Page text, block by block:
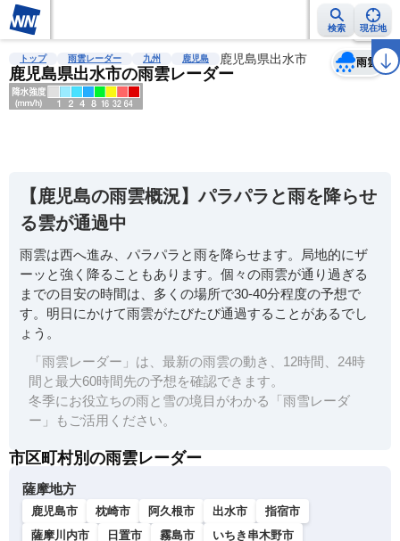
検索 現在地
雨雲レーダー 台風情報 地震情報 警報・注意報 2週間天気 ラ
トップ 雨雲レーダー 九州 鹿児島 鹿児島県出水市
鹿児島県出水市の雨雲レーダー
雨雲
天気 台風
【鹿児島の雨雲概況】パラパラと雨を降らせ
る雲が通過中
雨雲は西へ進み、パラパラと雨を降らせます。局地的にザ
ーッと強く降ることもあります。個々の雨雲が通り過ぎる
までの目安の時間は、多くの場所で30-40分程度の予想で
す。明日にかけて雨雲がたびたび通過することがあるでし
ょう。
「雨雲レーダー」は、最新の雨雲の動き、12時間、24時
間と最大60時間先の予想を確認できます。
冬季にお役立ちの雨と雪の境目がわかる「雨雪レーダ
ー」もご活用ください。
市区町村別の雨雲レーダー
薩摩地方
鹿児島市 枕崎市 阿久根市 出水市
指宿市
薩摩川内市
日置市 霧島市
いちき串木野市